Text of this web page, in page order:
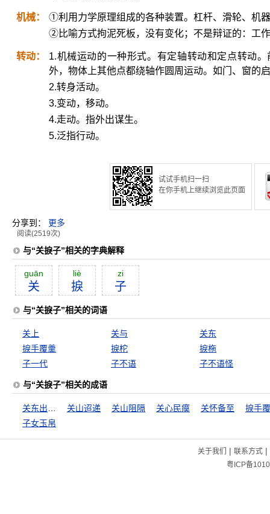
机械：
①利用力学原理组成的各种装置。杠杆、滑轮、机
②比喻方式拘泥死板，没有变化；不是辩证的：工
转动：
1.机械运动的一种形式。有定轴转动和定点转动
外，物体上其他点都绕轴作圆周运动。如门、窗的
2.转身活动。
3.变动，移动。
4.走动。指外出谋生。
5.泛指行动。
试试手机扫一扫
在你手机上继续浏览此页面
分享到： 更多
阅读(2519次)
与“关捩子”相关的字典解释
guān
关
liè
捩
zi
子
与“关捩子”相关的词语
关上 关与
关东
捩手覆羹
捩柁
捩柂
子一代
子不语 子不语怪
与“关捩子”相关的成语
关山迢递 关山阻隔 关心民瘼 关怀备至
捩手
子女玉帛
关于我们 | 联系方式|
粤ICP备